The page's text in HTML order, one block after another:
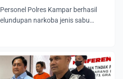
Polres Kampar berhasil
narkoba jenis sabu